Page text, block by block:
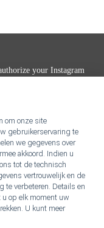
your Instagram
om onze site
gebruikerservaring te
we gegevens over
akkoord. Indien u
tot de technisch
vertrouwelijk en de
te verbeteren. Details en
op elk moment uw
U kunt meer